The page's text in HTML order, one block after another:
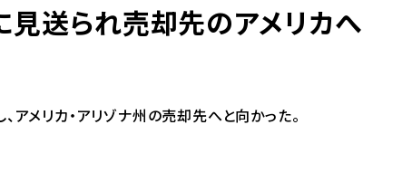
送られ売却先のアメリカへ
メリカ・アリゾナ州の売却先へと向かった。